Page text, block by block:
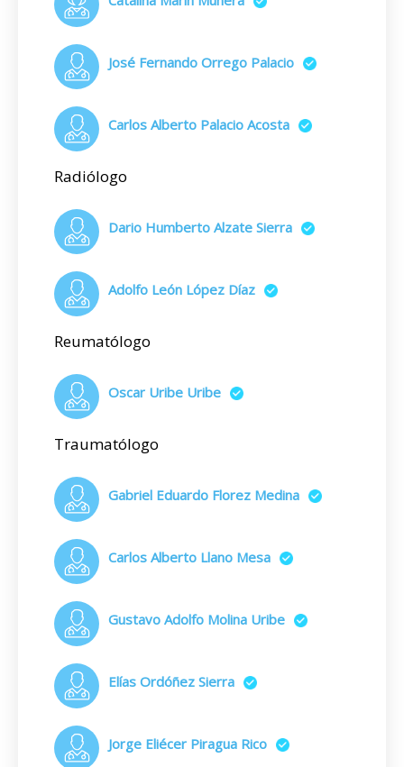
José Fernando Orrego Palacio
Carlos Alberto Palacio Acosta
Radiólogo
Dario Humberto Alzate Sierra
Adolfo León López Díaz
Reumatólogo
Oscar Uribe Uribe
Traumatólogo
Gabriel Eduardo Florez Medina
Carlos Alberto Llano Mesa
Gustavo Adolfo Molina Uribe
Elías Ordóñez Sierra
Jorge Eliécer Piragua Rico